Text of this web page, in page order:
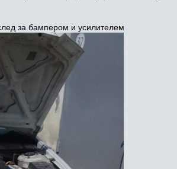
за бампером и усилителем